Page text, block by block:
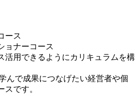
ース
ョナーコース
活用できるようにカリキュラムを構
んで成果につなげたい経営者や個
スです。